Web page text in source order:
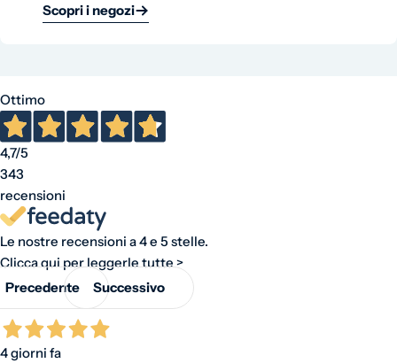
Scopri i negozi
Ottimo
4,7/5
343
recensioni
Le nostre recensioni a 4 e 5 stelle.
Clicca qui per leggerle tutte >
Precedente
Successivo
4 giorni fa